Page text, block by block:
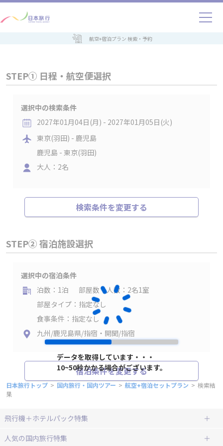
航空+宿泊プラン 検索・予約
データを取得しています・・・
10~50秒かかる場合がございます。
STEP① 日程・航空便選択
選択中の検索条件
2027年01月04日(月) - 2027年01月05日(火)
東京(羽田) - 鹿児島
鹿児島 - 東京(羽田)
大人：2名
検索条件を変更する
STEP② 宿泊施設選択
選択中の宿泊条件
泊数：1泊
部屋数・人数：2名1室
部屋タイプ：指定なし
食事条件：指定なし
九州/鹿児島県/指宿・開聞/指宿
宿泊条件を変更する
日本旅行トップ > 国内旅行・国内ツアー > 航空+宿泊セットプラン > 検索結
果
飛行機＋ホテルパック特集
赤い風船ダイナミックパッケージ
ＪＡＬで行く飛行機+ホテルパック
人気の国内旅行特集